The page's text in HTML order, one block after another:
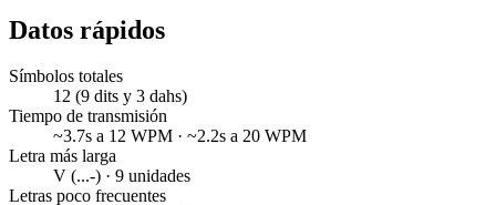
Datos rápidos
Símbolos totales
12 (9 dits y 3 dahs)
Tiempo de transmisión
~3.7s a 12 WPM · ~2.2s a 20 WPM
Letra más larga
V (...-) · 9 unidades
Letras poco frecuentes